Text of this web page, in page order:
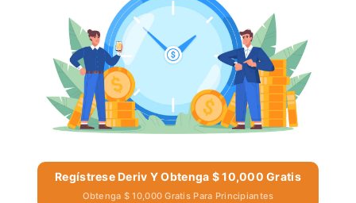
Regístrese Deriv Y Obtenga $ 10,000 Gratis
Obtenga $ 10,000 Gratis Para Principiantes